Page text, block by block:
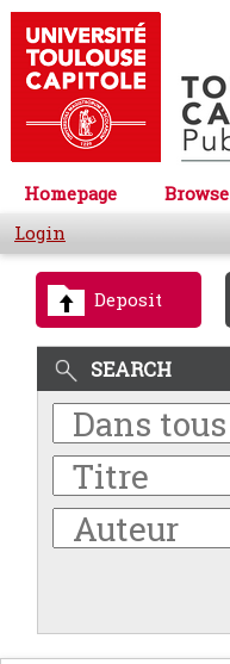
Homepage Browse
Login
Deposit
SEARCH